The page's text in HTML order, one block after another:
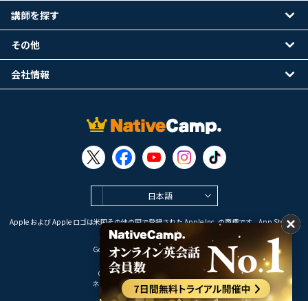
日本語
Apple および Apple ロゴは米国その他の国で登録された Apple Inc. の商標です。App Store は
Apple Inc. のサービスマークです。
Google Play は Google LLC の商標です。
Copyright © 2026 オンライン英会話
ネイティブキャンプ All Rights Reserved.
講師を探す
その他
会社情報